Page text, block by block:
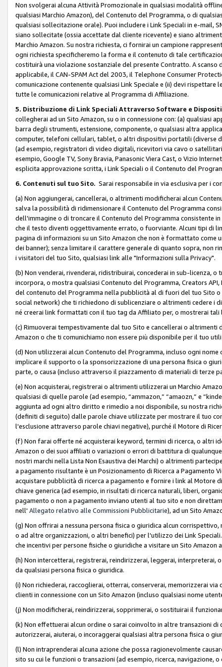
Non svolgerai alcuna Attività Promozionale in qualsiasi modalità
qualsiasi Marchio Amazon), del Contenuto del Programma, o di
qualsiasi sollecitazione orale). Puoi includere i Link Speciali in e-mail,
siano sollecitate (ossia accettate dal cliente ricevente) e siano
Marchio Amazon. Su nostra richiesta, ci fornirai un campione
ogni richiesta specificheremo la forma e il contenuto di tale
costituirà una violazione sostanziale del presente Contratto. A
applicabile, il CAN-SPAM Act del 2003, il Telephone Consumer
comunicazione contenente qualsiasi Link Speciale e (ii) devi
tutte le comunicazioni relative al Programma di Affiliazione.
5. Distribuzione di Link Speciali Attraverso Software e
collegherai ad un Sito Amazon, su o in connessione con: (a)
barra degli strumenti, estensione, componente, o qualsiasi altra
computer, telefoni cellulari, tablet, o altri dispositivi portatili (diverse
(ad esempio, registratori di video digitali, ricevitori via cavo o
esempio, Google TV, Sony Bravia, Panasonic Viera Cast, o Vizio
esplicita approvazione scritta, i Link Speciali o il Contenuto del
6. Contenuti sul tuo Sito. Sarai responsabile in via esclusiva per i
(a) Non aggiungerai, cancellerai, o altrimenti modificherai alcun
salva la possibilità di ridimensionare il Contenuto del Programma
dell'immagine o di troncare il Contenuto del Programma consistente
che il testo diventi oggettivamente errato, o fuorviante. Alcuni tipi di
pagina di informazioni su un Sito Amazon che non è formattato
dei banner); senza limitare il carattere generale di quanto sopra, non
i visitatori del tuo Sito, qualsiasi link alle "Informazioni sulla Privacy".
(b) Non venderai, rivenderai, ridistribuirai, concederai in sub-licenza,
incorpora, o mostra qualsiasi Contenuto del Programma, Creators
del contenuto del Programma nella pubblicità al di fuori del tuo Sito
social network) che ti richiedono di sublicenziare o altrimenti cedere i
né creerai link formattati con il tuo tag da Affiliato per, o mostrerai tali
(c) Rimuoverai tempestivamente dal tuo Sito e cancellerai o
Amazon o che ti comunichiamo non essere più disponibile per il tuo
(d) Non utilizzerai alcun Contenuto del Programma, incluso ogni
implicare il supporto o la sponsorizzazione di una persona fisica o
parte, o causa (incluso attraverso il piazzamento di materiali di terze
(e) Non acquisterai, registrerai o altrimenti utilizzerai un Marchio
qualsiasi di quelle parole (ad esempio, “ammazon,” “amaozn,” e
aggiunta ad ogni altro diritto e rimedio a noi disponibile, su nostra
(definiti di seguito) dalle parole chiave utilizzate per mostrare il tuo
l'esclusione attraverso parole chiavi negative), purché il Motore di
(f) Non farai offerte né acquisterai keyword, termini di ricerca, o altri
Amazon o dei suoi affiliati o variazioni o errori di battitura di
nostri marchi nella Lista Non Esaustiva dei Marchi) o altrimenti
a pagamento risultante è un Posizionamento di Ricerca a Pagamento
acquistare pubblicità di ricerca a pagamento e fornire i link al Motore
chiave generica (ad esempio, in risultati di ricerca naturali, liberi,
pagamento o non a pagamento inviano utenti al tuo sito e non
nell' Allegato relativo alle Commissioni Pubblicitarie), ad un Sito
(g) Non offrirai a nessuna persona fisica o giuridica alcun
o ad altre organizzazioni, o altri benefici) per l'utilizzo dei Link
che incentivi per persone fisiche o giuridiche a visitare un Sito
(h) Non intercetterai, registrerai, reindirizzerai, leggerai,
da qualsiasi persona fisica o giuridica.
(i) Non richiederai, raccoglierai, otterrai, conserverai, memorizzerai
clienti in connessione con un Sito Amazon (incluso qualsiasi nome
(j) Non modificherai, reindirizzerai, sopprimerai, o sostituirai il
(k) Non effettuerai alcun ordine o sarai coinvolto in altre transazioni
autorizzerai, aiuterai, o incoraggerai qualsiasi altra persona fisica o
(l) Non intraprenderai alcuna azione che possa ragionevolmente
sito su cui le funzioni o transazioni (ad esempio, ricerca, navigazione,